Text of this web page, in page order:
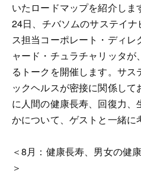
いたロードマップを紹介しま
24日、チバソムのサステイ
ス担当コーポレート・ディ
ャード・チュラチャリッタ
るトークを開催します。サス
ックヘルスが密接に関係して
に人間の健康長寿、回復力、
かについて、ゲストと一緒に
＜8月：健康長寿、男女の健
＞